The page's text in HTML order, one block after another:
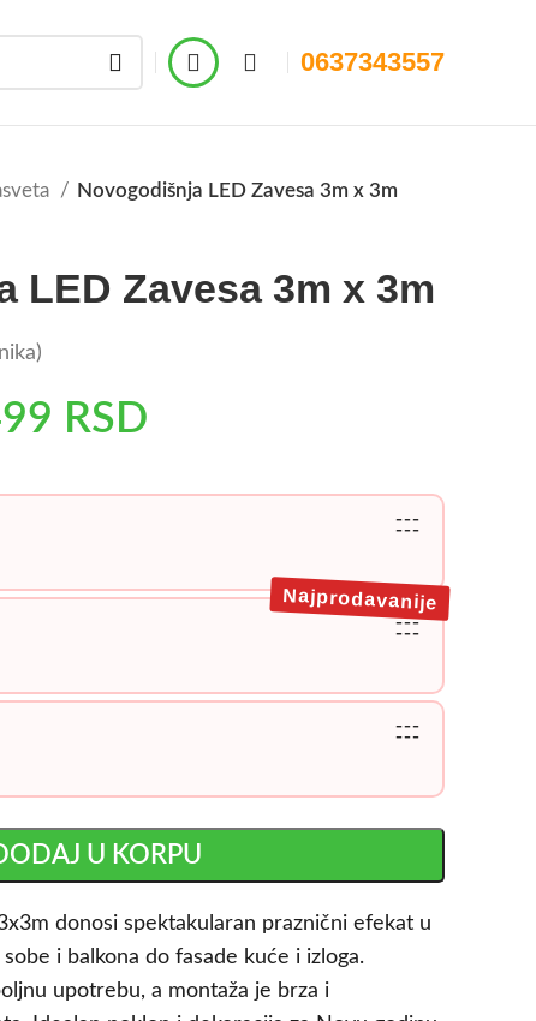
0637343557
Novogodišnja LED Zavesa 3m x 3m
LED Zavesa 3m x 3m
RSD
---
---
---
---
Najprodavanije
---
---
U KORPU
donosi spektakularan praznični efekat u
i balkona do fasade kuće i izloga.
upotrebu, a montaža je brza i